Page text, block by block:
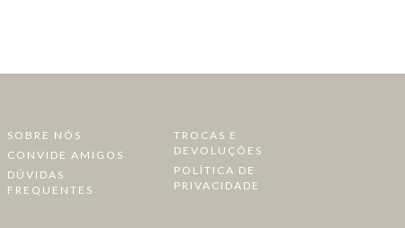
SOBRE NÓS
CONVIDE AMIGOS
DÚVIDAS
FREQUENTES
TROCAS E
DEVOLUÇÕES
POLÍTICA DE
PRIVACIDADE